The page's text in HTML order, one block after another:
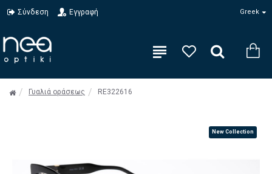
Σύνδεση Εγγραφή Greek
Γυαλιά οράσεως RE322616
New Collection